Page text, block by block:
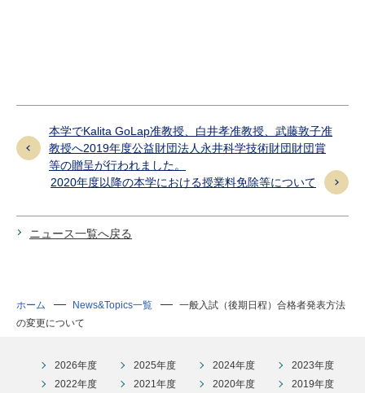
本学でKalita GoLap准教授、白井孝准教授、武藤敦子准
教授へ2019年度公益財団法人永井科学技術財団財団賞
等の贈呈が行われました。
2020年度以降の本学における授業料免除等について
ニュース一覧へ戻る
ホーム News&Topics一覧
一般入試（後期日程）合格者発表方法
の変更について
2026年度 2025年度 2024年度
2023年度
2022年度
2021年度 2020年度
2019年度